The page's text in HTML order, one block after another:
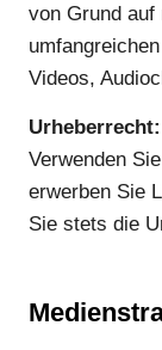
von Grund auf
Videos,
Urheberrecht:
Verwenden
erwerben Sie
Sie stets die